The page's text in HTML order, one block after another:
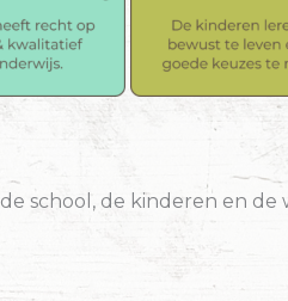
school, de kinderen en de